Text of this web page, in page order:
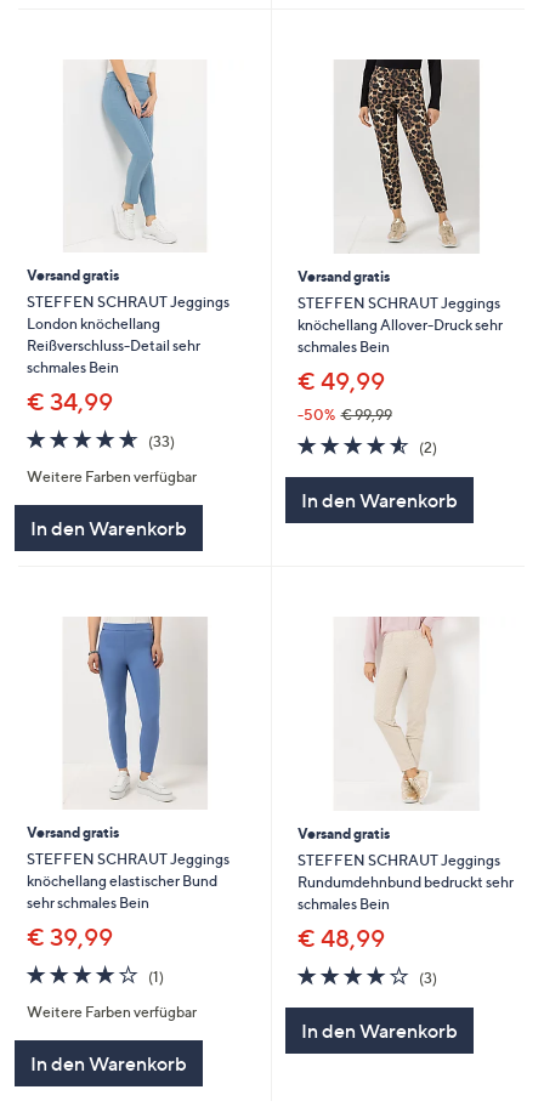
Versand gratis
STEFFEN SCHRAUT Jeggings
London knöchellang
Reißverschluss-Detail sehr
schmales Bein
€ 34,99
4.6
von
5
(33)33
Weitere Farben verfügbar
In den Warenkorb
Versand gratis
STEFFEN SCHRAUT Jeggings
knöchellang Allover-Druck sehr
schmales Bein
€ 49,99
-50% € 99,99
4.5
von
(2)2
In den Warenkorb
Versand gratis
STEFFEN SCHRAUT Jeggings
knöchellang elastischer Bund
sehr schmales Bein
€ 39,99
4.0
von
5
(1)1
Weitere Farben verfügbar
In den Warenkorb
Versand gratis
STEFFEN SCHRAUT Jeggings
Rundumdehnbund bedruckt sehr
schmales Bein
€ 48,99
3.7
von
(3)3
In den Warenkorb